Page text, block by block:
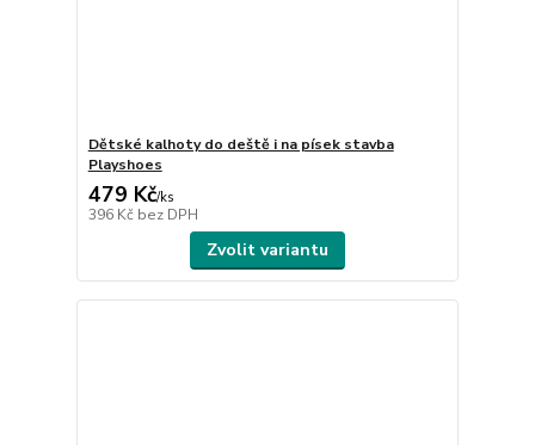
Dětské kalhoty do deště i na písek stavba
Playshoes
479 Kč/ks
396 Kč bez DPH
Zvolit variantu